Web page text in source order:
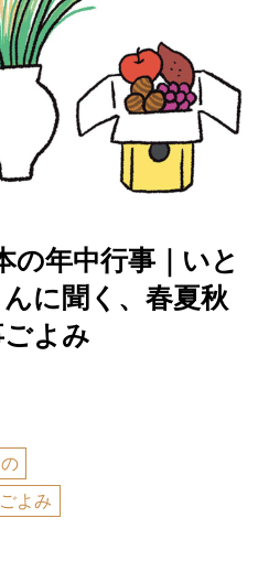
の年中行事｜いと
に聞く、春夏秋
よみ
よみ